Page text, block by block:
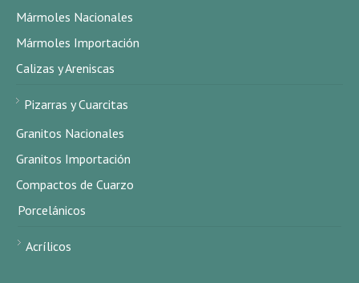
Mármoles Nacionales
Mármoles Importación
Calizas y Areniscas
Pizarras y Cuarcitas
Granitos Nacionales
Granitos Importación
Compactos de Cuarzo
Porcelánicos
Acrílicos